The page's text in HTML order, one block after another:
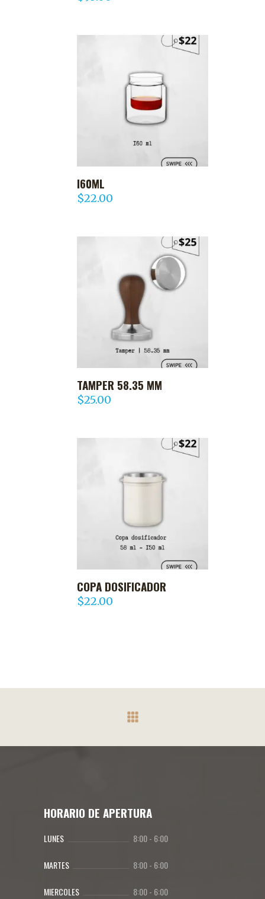
I60ML
$22.00
AGREGAR AL CARRITO
TAMPER 58.35 MM
$25.00
AGREGAR AL CARRITO
COPA DOSIFICADOR
$22.00
HORARIO DE APERTURA
LUNES 8:00- 6:00
MARTES 8:00- 6:00
MIERCOLES 8:00- 6:00